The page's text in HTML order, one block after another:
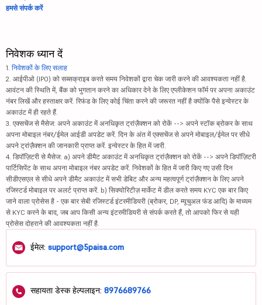
हमसे संपर्क करें
निवेशक ध्यान दें
1. निवेशकों के लिए सलाह
2. आईपीओ (IPO) को सब्सक्राइब करते समय निवेशकों द्वारा चेक जारी करने की आवश्यकता नहीं है.
आवंटन की स्थिति में, बैंक को भुगतान करने का अधिकार देने के लिए एप्लीकेशन फॉर्म पर अपना अकाउंट
नंबर लिखें और हस्ताक्षर करें. रिफंड के लिए कोई चिंता करने की जरूरत नहीं है क्योंकि पैसे इन्वेस्टर के
अकाउंट में ही रहते हैं.
3. एक्सचेंज से मैसेज: अपने अकाउंट में अनधिकृत ट्रांज़ैक्शन को रोकें --> अपने स्टॉक ब्रोकर के साथ
अपना मोबाइल नंबर/ईमेल आईडी अपडेट करें. दिन के अंत में एक्सचेंज से अपने मोबाइल/ईमेल पर सीधे
अपने ट्रांज़ैक्शन की जानकारी प्राप्त करें. इन्वेस्टर के हित में जारी.
4. डिपॉज़िटरी से मैसेज: a) अपने डीमैट अकाउंट में अनधिकृत ट्रांज़ैक्शन को रोकें --> अपने डिपॉज़िटरी
पार्टिसिपेंट के साथ अपना मोबाइल नंबर अपडेट करें. निवेशकों के हित में जारी किए गए उसी दिन
सीडीएसएल से सीधे अपने डीमैट अकाउंट में सभी डेबिट और अन्य महत्वपूर्ण ट्रांज़ैक्शन के लिए अपने
रजिस्टर्ड मोबाइल पर अलर्ट प्राप्त करें. b) सिक्योरिटीज़ मार्केट में डील करते समय KYC एक बार किए
जाने वाला प्रोसेस है - एक बार सेबी रजिस्टर्ड इंटरमीडियरी (ब्रोकर, DP, म्यूचुअल फंड आदि) के माध्यम
से KYC करने के बाद, जब आप किसी अन्य इंटरमीडियरी से संपर्क करते हैं, तो आपको फिर से यही
प्रोसेस दोहराने की आवश्यकता नहीं है.
ईमेल: support@5paisa.com
सहायता डेस्क हेल्पलाइन: 8976689766